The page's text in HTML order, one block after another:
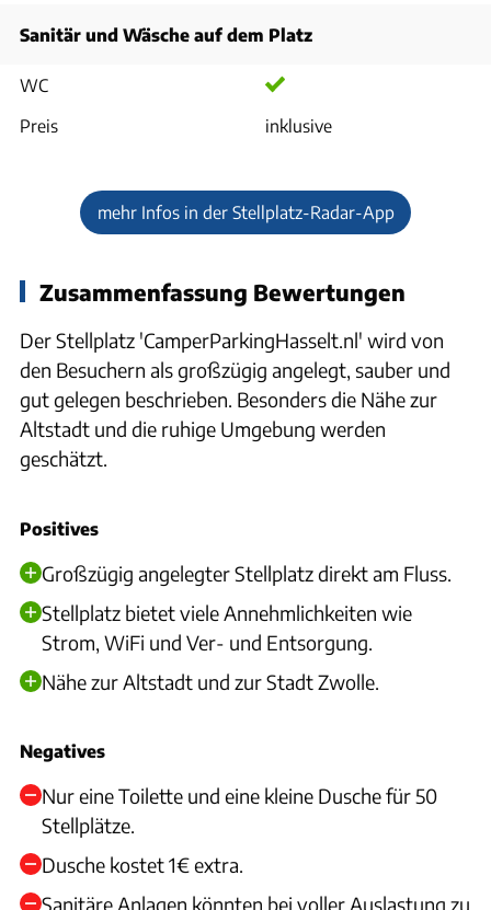
Sanitär und Wäsche auf dem Platz
WC
Preis
inklusive
mehr Infos in der Stellplatz-Radar-App
Zusammenfassung Bewertungen
Der Stellplatz 'CamperParkingHasselt.nl' wird von
den Besuchern als großzügig angelegt, sauber und
gut gelegen beschrieben. Besonders die Nähe zur
Altstadt und die ruhige Umgebung werden
geschätzt.
Positives
Großzügig angelegter Stellplatz direkt am Fluss.
Stellplatz bietet viele Annehmlichkeiten wie
Strom, WiFi und Ver- und Entsorgung.
Nähe zur Altstadt und zur Stadt Zwolle.
Negatives
Nur eine Toilette und eine kleine Dusche für 50
Stellplätze.
Dusche kostet 1€ extra.
Sanitäre Anlagen könnten bei voller Auslastung zu